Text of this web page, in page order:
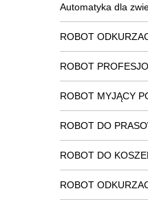
Automatyka dla
ROBOT
ROBOT
ROBOT MYJĄCY
ROBOT DO
ROBOT DO
ROBOT